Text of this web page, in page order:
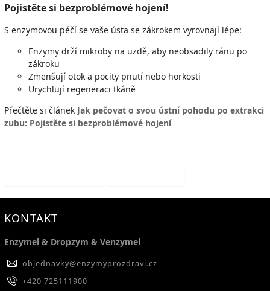
Pojistěte si bezproblémové hojení!
S enzymovou péčí se vaše ústa se zákrokem vyrovnají lépe:
Enzymy drží mikroby na uzdě, aby neobsadily ránu po
zákroku
Zmenšují otok a pocity pnutí nebo horkosti
Urychlují regeneraci tkáně
Přečtěte si článek Jak pečovat o svou ústní pohodu po extrakci
zubu: Pojistěte si bezproblémové hojení
KONTAKT
Enzymel & Dropzym & Venzymel
objednavky@enzymyprozdravi.cz
+420 725111900